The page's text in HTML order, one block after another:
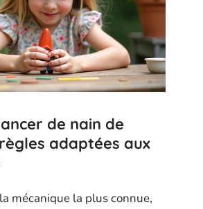
de nain de
adaptées aux
mécanique la plus connue,